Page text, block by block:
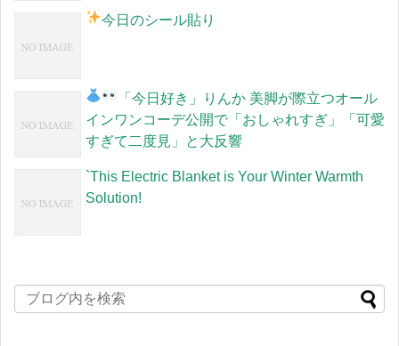
今日のシール貼り
「今日好き」りんか 美脚が際立つオール
インワンコーデ公開で「おしゃれすぎ」「可愛
すぎて二度見」と大反響
`This Electric Blanket is Your Winter Warmth
Solution!